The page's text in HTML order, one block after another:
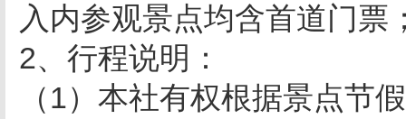
入内参观景点均含首道门票
2、行程说明：
（1）本社有权根据景点节